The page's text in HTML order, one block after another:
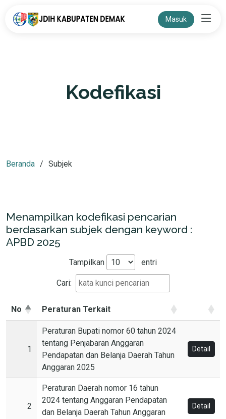
Masuk
Kodefikasi
Beranda Subjek
Menampilkan kodefikasi pencarian
berdasarkan subjek dengan keyword :
APBD 2025
Tampilkan entri
Cari:
No Peraturan Terkait
1
Peraturan Bupati nomor 60 tahun 2024
tentang Penjabaran Anggaran
Pendapatan dan Belanja Daerah Tahun
Anggaran 2025
Detail
2
Peraturan Daerah nomor 16 tahun
2024 tentang Anggaran Pendapatan
dan Belanja Daerah Tahun Anggaran
Detail